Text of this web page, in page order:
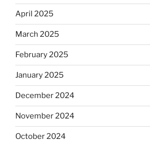
April 2025
March 2025
February 2025
January 2025
December 2024
November 2024
October 2024